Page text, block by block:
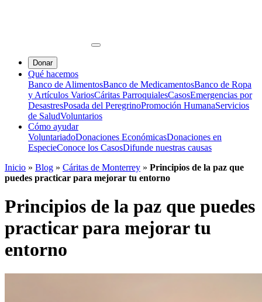
Donar
Qué hacemos
Banco de AlimentosBanco de MedicamentosBanco de Ropa
y Artículos VariosCáritas ParroquialesCasosEmergencias por
DesastresPosada del PeregrinoPromoción HumanaServicios
de SaludVoluntarios
Cómo ayudar
VoluntariadoDonaciones EconómicasDonaciones en
EspecieConoce los CasosDifunde nuestras causas
Inicio » Blog » Cáritas de Monterrey » Principios de la paz que
puedes practicar para mejorar tu entorno
Principios de la paz que puedes
practicar para mejorar tu
entorno